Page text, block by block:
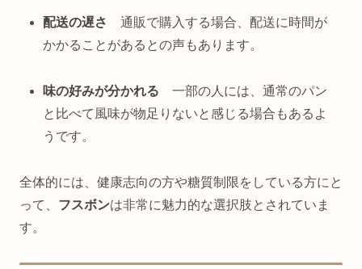
配送の遅さ通販で購入する場合、配送に時間が
かかることがあるとの声もあります。
味の好みが分かれる一部の人には、通常のパン
と比べて風味が物足りないと感じる場合もあるよ
うです。
全体的には、健康志向の方や糖質制限をしている方にと
って、 フスボンは非常に魅力的な選択肢とされていま
す。